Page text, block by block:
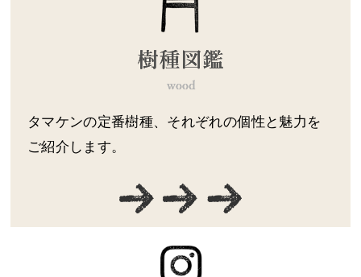
タマケンの定番樹種、それぞれの個性と魅力を
ご紹介します。